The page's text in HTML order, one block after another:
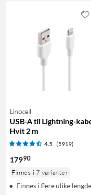
Linocell
USB-A til Lightning-
Hvit 2 m
4.5 (5919)
17990
Finnes i 7 varianter
Finnes i flere ulike